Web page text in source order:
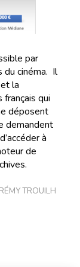
par
du cinéma. Il
la
qui
déposent
demandent
à
de
TROUILH